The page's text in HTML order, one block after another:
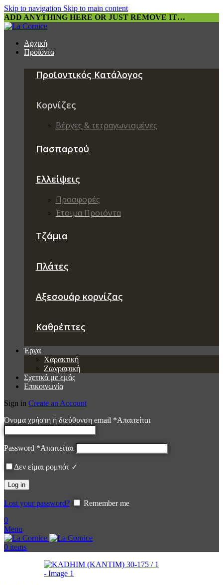
Skip to navigation Skip to main content
ADD ANYTHING HERE OR JUST REMOVE IT…
Αρχική
Προϊόντα
Προϊοντικός Κατάλογος
Κορνίζες
Βέργες & τετραγωνισμένες
Πασπαρτού
Ελλείψεις
Προσφορές
Έτοιμα Προιόντα
Τζάμια
Πλάτες
Αξεσουάρ κορνίζας
Καθρέπτες
Έργα
Χαρακτική
Ζωγραφική
Σχετικά με εμάς
Επικοινωνία
Sign in Create an Account
Όνομα χρήστη ή διεύθυνση email *Απαιτείται
Password *Απαιτείται
Δεν είμαι ρομπότ ✓
Log in
Lost your password?
Remember me
0
Menu
0 items